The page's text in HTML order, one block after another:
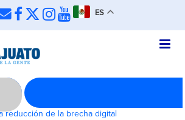
ES
reducción de la brecha digital